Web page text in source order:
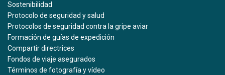
Sostenibilidad
Protocolo de seguridad y salud
Protocolos de seguridad contra la gripe aviar
Formación de guías de expedición
Compartir directrices
Fondos de viaje asegurados
Términos de fotografía y vídeo